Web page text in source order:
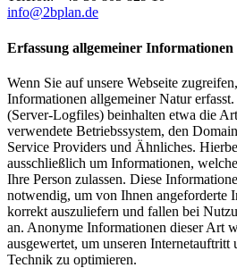
info@2bplan.de
Erfassung allgemeiner Informationen
Wenn Sie auf unsere Webseite
Informationen allgemeiner Natur
(Server-Logfiles) beinhalten etwa die
verwendete Betriebssystem, den
Service Providers und Ähnliches.
ausschließlich um Informationen,
Ihre Person zulassen. Diese
notwendig, um von Ihnen angeforderte
korrekt auszuliefern und fallen bei
an. Anonyme Informationen dieser Art
ausgewertet, um unseren Internetauftritt
Technik zu optimieren.